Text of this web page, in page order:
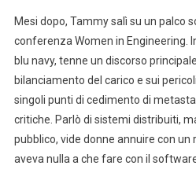
Mesi dopo, Tammy salì su un palco
conferenza Women in Engineering.
blu navy, tenne un discorso
bilanciamento del carico e sui
singoli punti di cedimento di
critiche. Parlò di sistemi distribuiti,
pubblico, vide donne annuire con
aveva nulla a che fare con il